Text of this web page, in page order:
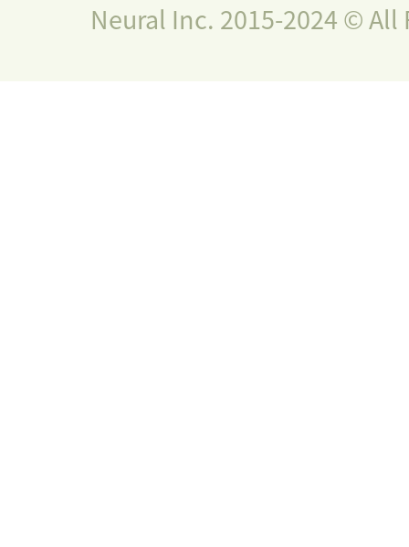
Neural Inc. 2015-2024 © All